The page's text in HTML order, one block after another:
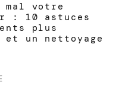
votre
: 10 astuces
plus
un nettoyage